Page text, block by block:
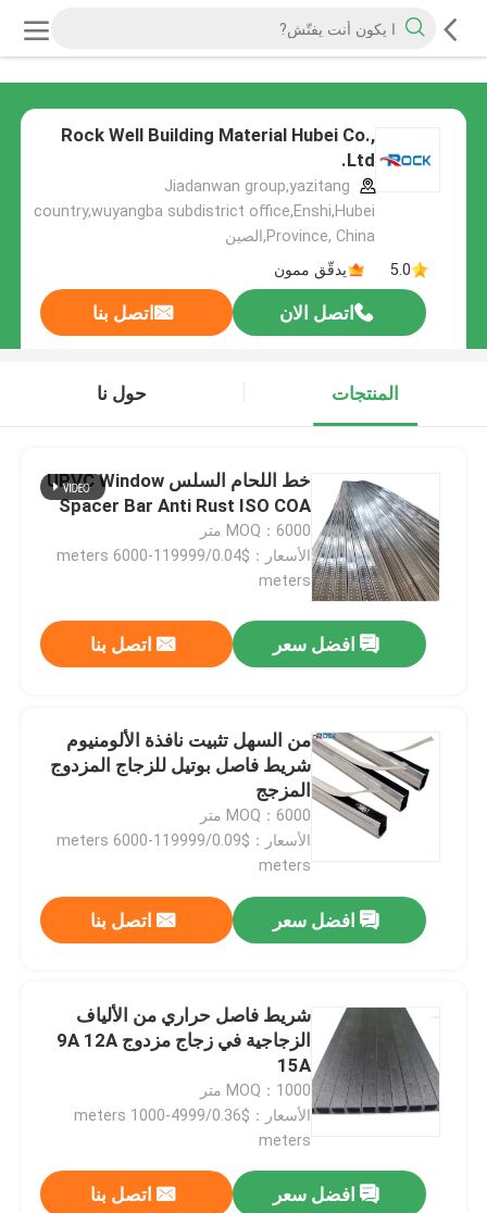
Rock Well Building Material Hubei Co.,
Ltd.
Jiadanwan group,yazitang
country,wuyangba subdistrict office,Enshi,Hubei
Province, China,الصين
5.0
يدقّق ممون
اتصل الان اتصل بنا
المنتجات حول نا
خط اللحام السلس UPVC Window
Spacer Bar Anti Rust ISO COA
MOQ：6000 متر
الأسعار：$0.04/meters 6000-119999
meters
افضل سعر اتصل بنا
من السهل تثبيت نافذة الألومنيوم
شريط فاصل بوتيل للزجاج المزدوج
المزجج
MOQ：6000 متر
الأسعار：$0.09/meters 6000-119999
meters
افضل سعر اتصل بنا
شريط فاصل حراري من الألياف
الزجاجية في زجاج مزدوج 9A 12A
15A
MOQ：1000 متر
الأسعار：$0.36/meters 1000-4999
meters
افضل سعر اتصل بنا